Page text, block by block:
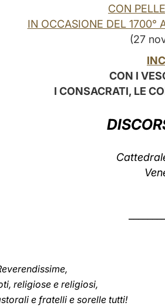
CON
IN OCCASIONE DEL 1700°
(27
CON I
I CONSACRATI, LE
religiose e religiosi,
e fratelli e sorelle tutti!